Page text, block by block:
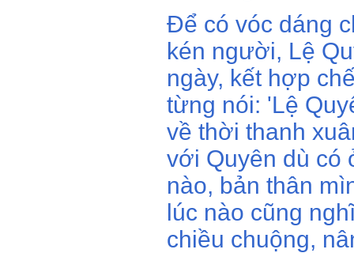
Để có vóc dáng
kén người, Lệ
ngày, kết hợp
từng nói: 'Lệ
về thời thanh
với Quyên dù có
nào, bản thân
lúc nào cũng
chiều chuộng,